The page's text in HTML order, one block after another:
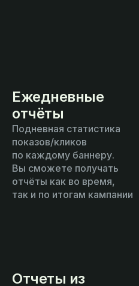
Ежедневные
отчёты
Подневная статистика
показов/кликов
по каждому баннеру.
Вы сможете получать
отчёты как во время,
так и по итогам кампании
Отчеты из